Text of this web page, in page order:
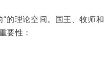
的理论空间。国王、牧师和
要性：